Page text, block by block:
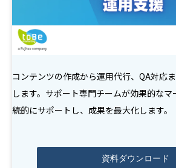
コンテンツの作成から運用代行、QA対応
します。サポート専門チームが効果的な
続的にサポートし、成果を最大化します。
資料ダウンロード